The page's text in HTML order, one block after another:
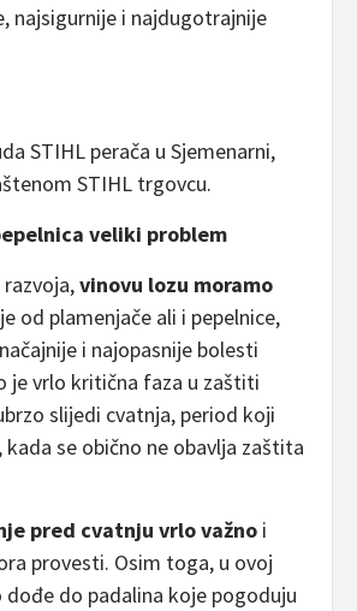
najsigurnije i najdugotrajnije
STIHL perača u Sjemenarni,
STIHL trgovcu.
veliki problem
vinovu lozu moramo
od plamenjače ali i pepelnice,
i najopasnije bolesti
je vrlo kritična faza u zaštiti
slijedi cvatnja, period koji
kada se obično ne obavlja zaštita
pred cvatnju vrlo važno i
provesti. Osim toga, u ovoj
do padalina koje pogoduju